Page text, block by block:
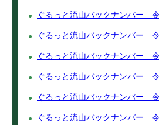
ぐるっと流山バックナンバー
ぐるっと流山バックナンバー
ぐるっと流山バックナンバー
ぐるっと流山バックナンバー
ぐるっと流山バックナンバー
ぐるっと流山バックナンバー